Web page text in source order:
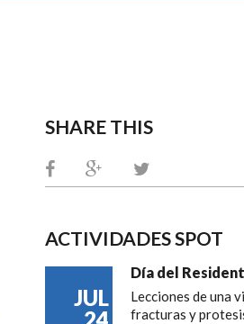
SHARE THIS
ACTIVIDADES SPOT
JUL
Día del
Lecciones de una
fracturas y